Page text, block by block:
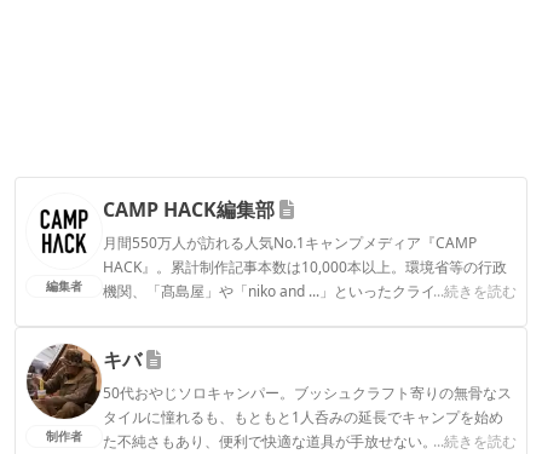
編集者
CAMP HACK編集部
月間550万人が訪れる人気No.1キャンプメディア『CAMP
HACK』。累計制作記事本数は10,000本以上。環境省等の行政
機関、「髙島屋」や「niko and ...」といったクライアントとの
...続きを読む
CAMP HACK編集部のプロフィール
制作者
キバ
50代おやじソロキャンパー。ブッシュクラフト寄りの無骨なス
タイルに憧れるも、もともと1人呑みの延長でキャンプを始め
た不純さもあり、便利で快適な道具が手放せない。...続きを読む